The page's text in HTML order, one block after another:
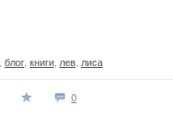
блог книги лев лиса
0